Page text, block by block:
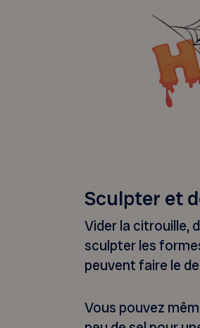
Sculpter et
Vider la citrouille,
sculpter les
peuvent faire le
Vous pouvez